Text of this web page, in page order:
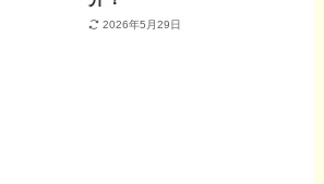
2026年5月29日